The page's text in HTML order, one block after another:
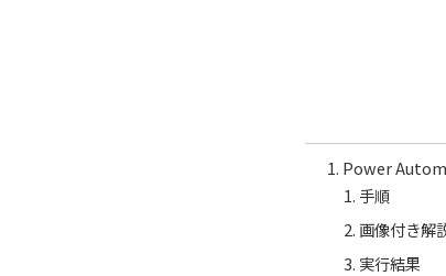
Power
手順
画像付き解
実行結果